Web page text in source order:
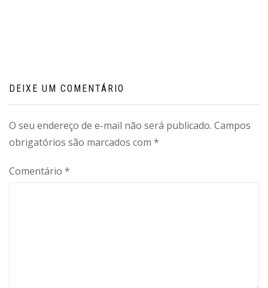
DEIXE UM COMENTÁRIO
O seu endereço de e-mail não será publicado. Campos
obrigatórios são marcados com *
Comentário *